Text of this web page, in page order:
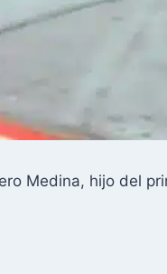
Medina, hijo del